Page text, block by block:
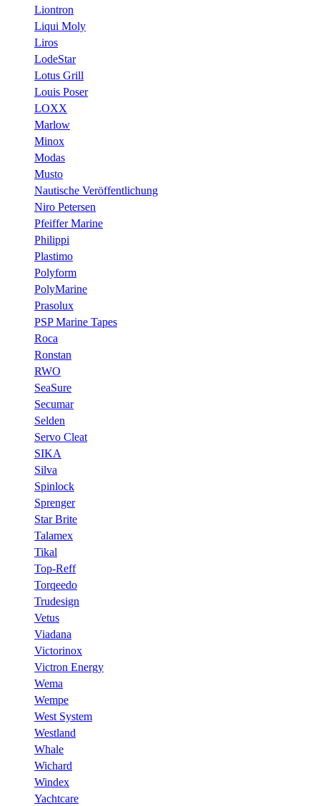
Liontron
Liqui Moly
Liros
LodeStar
Lotus Grill
Louis Poser
LOXX
Marlow
Minox
Modas
Musto
Nautische Veröffentlichung
Niro Petersen
Pfeiffer Marine
Philippi
Plastimo
Polyform
PolyMarine
Prasolux
PSP Marine Tapes
Roca
Ronstan
RWO
SeaSure
Secumar
Selden
Servo Cleat
SIKA
Silva
Spinlock
Sprenger
Star Brite
Talamex
Tikal
Top-Reff
Torqeedo
Trudesign
Vetus
Viadana
Victorinox
Victron Energy
Wema
Wempe
West System
Westland
Whale
Wichard
Windex
Yachtcare